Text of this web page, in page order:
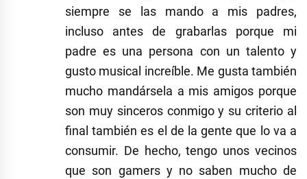
siempre se las mando a mis padres,
incluso antes de grabarlas porque mi
padre es una persona con un talento y
gusto musical increíble. Me gusta también
mucho mandársela a mis amigos porque
son muy sinceros conmigo y su criterio al
final también es el de la gente que lo va a
consumir. De hecho, tengo unos vecinos
que son gamers y no saben mucho de